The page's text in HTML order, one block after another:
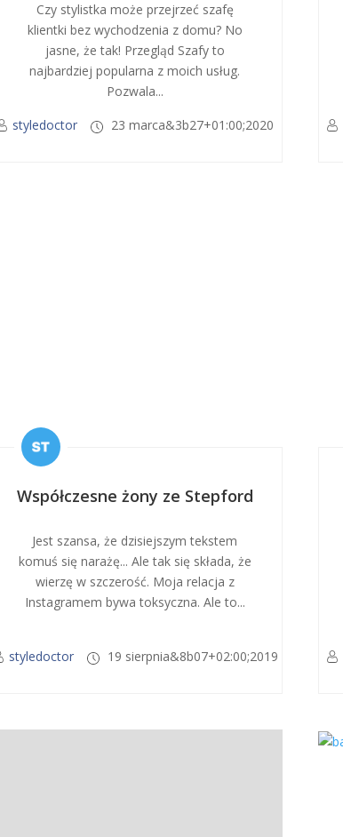
Czy stylistka może przejrzeć szafę
klientki bez wychodzenia z domu? No
jasne, że tak! Przegląd Szafy to
najbardziej popularna z moich usług.
Pozwala...
styledoctor
23 marca&3b27+01:00;2020
Współczesne żony ze Stepford
Jest szansa, że dzisiejszym tekstem
komuś się narażę... Ale tak się składa, że
wierzę w szczerość. Moja relacja z
Instagramem bywa toksyczna. Ale to...
styledoctor 19 sierpnia&8b07+02:00;2019